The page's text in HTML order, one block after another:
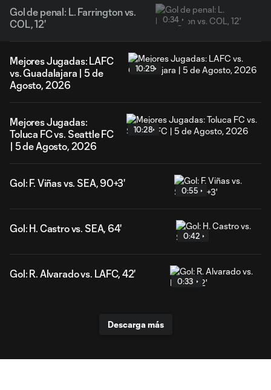
Gol de penal: L. Farrington vs.
COL, 12'
0:34
Mejores Jugadas: LAFC
vs. Guadalajara | 5 de
Agosto, 2026
10:29
Mejores Jugadas:
Toluca FC vs. Seattle FC
| 5 de Agosto, 2026
10:28
Gol: F. Viñas vs. SEA, 90+3'
0:55
Gol: H. Castro vs. SEA, 64'
0:42
Gol: R. Alvarado vs. LAFC, 42'
0:33
Descarga más